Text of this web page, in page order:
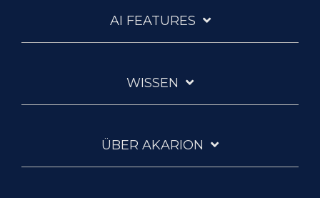
AI FEATURES
WISSEN
ÜBER AKARION